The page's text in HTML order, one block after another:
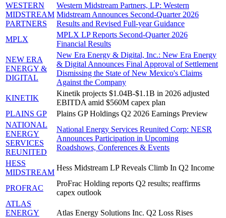
WESTERN
MIDSTREAM
PARTNERS
Western Midstream Partners, LP: Western
Midstream Announces Second-Quarter 2026
Results and Revised Full-year Guidance
MPLX
MPLX LP Reports Second-Quarter 2026
Financial Results
NEW ERA
ENERGY &
DIGITAL
New Era Energy & Digital, Inc.: New Era Energy
& Digital Announces Final Approval of Settlement
Dismissing the State of New Mexico's Claims
Against the Company
KINETIK
Kinetik projects $1.04B-$1.1B in 2026 adjusted
EBITDA amid $560M capex plan
PLAINS GP
Plains GP Holdings Q2 2026 Earnings Preview
NATIONAL
ENERGY
SERVICES
REUNITED
National Energy Services Reunited Corp: NESR
Announces Participation in Upcoming
Roadshows, Conferences & Events
HESS
MIDSTREAM
Hess Midstream LP Reveals Climb In Q2 Income
PROFRAC
ProFrac Holding reports Q2 results; reaffirms
capex outlook
ATLAS
ENERGY
Atlas Energy Solutions Inc. Q2 Loss Rises